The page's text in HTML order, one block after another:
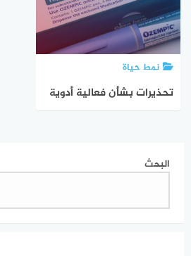
نمط حياة
تحذيرات بشأن فعالية أدوية
البحث